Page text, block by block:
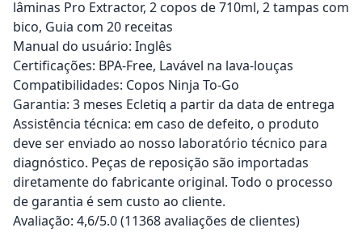
lâminas Pro Extractor, 2 copos de 710ml, 2 tampas com
bico, Guia com 20 receitas
Manual do usuário: Inglês
Certificações: BPA-Free, Lavável na lava-louças
Compatibilidades: Copos Ninja To-Go
Garantia: 3 meses Ecletiq a partir da data de entrega
Assistência técnica: em caso de defeito, o produto
deve ser enviado ao nosso laboratório técnico para
diagnóstico. Peças de reposição são importadas
diretamente do fabricante original. Todo o processo
de garantia é sem custo ao cliente.
Avaliação: 4,6/5.0 (11368 avaliações de clientes)